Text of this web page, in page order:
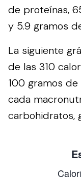
de proteínas,
y 5.9 gramos
La siguiente
de las 310
100 gramos
cada
carbohidratos,